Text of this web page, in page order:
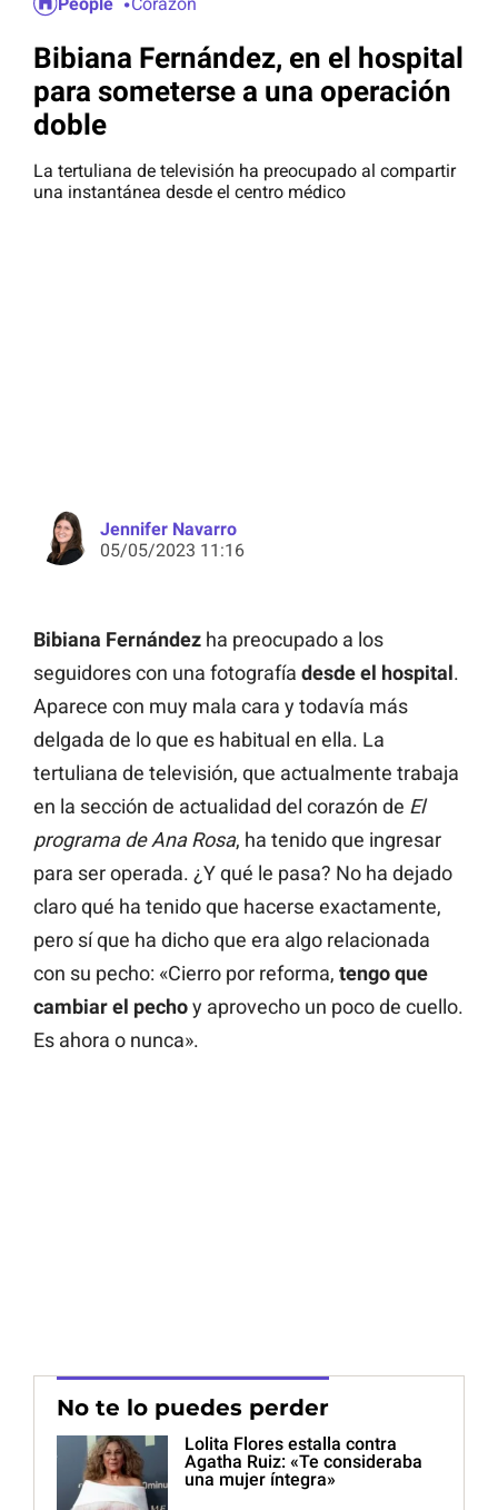
Bibiana Fernández, en el hospital
para someterse a una operación
doble
La tertuliana de televisión ha preocupado al compartir
una instantánea desde el centro médico
Jennifer Navarro
05/05/2023 11:16
Bibiana Fernández ha preocupado a los
seguidores con una fotografía desde el hospital.
Aparece con muy mala cara y todavía más
delgada de lo que es habitual en ella. La
tertuliana de televisión, que actualmente trabaja
en la sección de actualidad del corazón de El
programa de Ana Rosa, ha tenido que ingresar
para ser operada. ¿Y qué le pasa? No ha dejado
claro qué ha tenido que hacerse exactamente,
pero sí que ha dicho que era algo relacionada
con su pecho: «Cierro por reforma, tengo que
cambiar el pechoy aprovecho un poco de cuello.
Es ahora o nunca».
No te lo puedes perder
Lolita Flores estalla contra
Agatha Ruiz: «Te consideraba
una mujer íntegra»